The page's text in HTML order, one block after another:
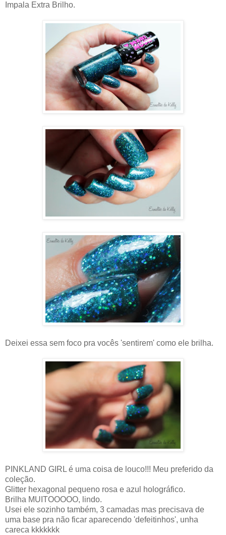
Impala Extra Brilho.
Deixei essa sem foco pra vocês 'sentirem' como ele brilha.
PINKLAND GIRL é uma coisa de louco!!! Meu preferido da
coleção.
Glitter hexagonal pequeno rosa e azul holográfico.
Brilha MUITOOOOO, lindo.
Usei ele sozinho também, 3 camadas mas precisava de
uma base pra não ficar aparecendo 'defeitinhos', unha
careca kkkkkkk